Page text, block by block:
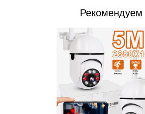
Рекомендуем